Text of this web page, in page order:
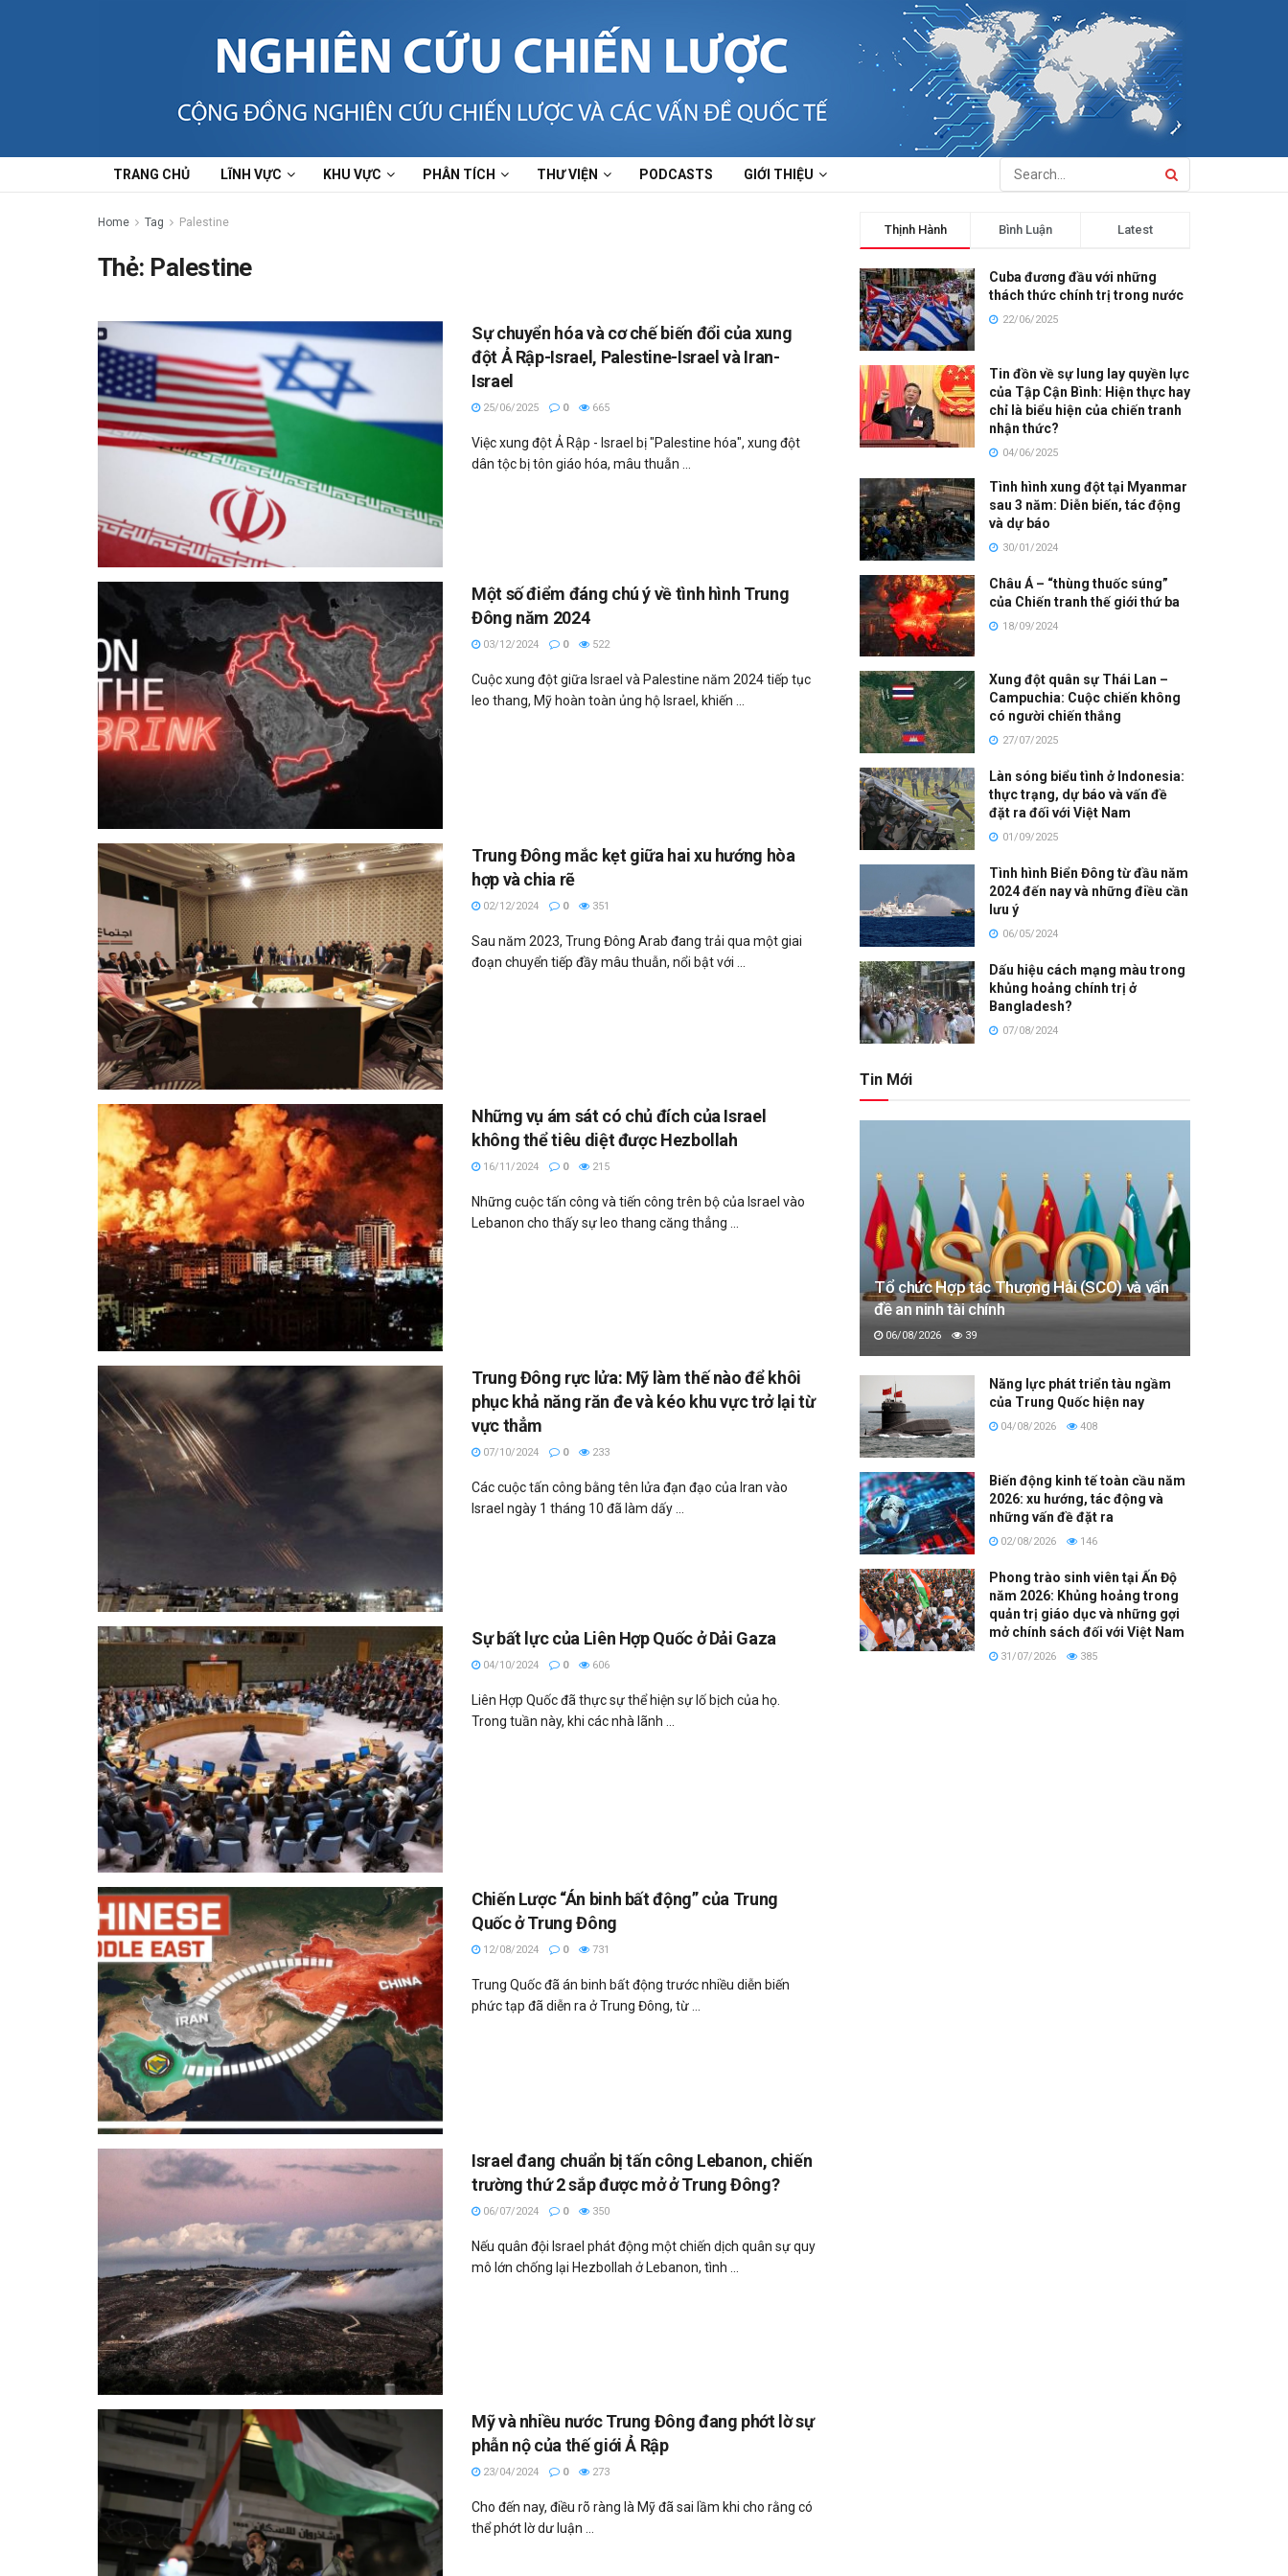
TRANG CHỦ LĨNH VỰC KHU VỰC PHÂN TÍCH THƯ VIỆN PODCASTS GIỚI THIỆU
Home Tag Palestine
Thẻ: Palestine
Sự chuyển hóa và cơ chế biến đổi của xung
đột Ả Rập-Israel, Palestine-Israel và Iran-
Israel
25/06/2025 0 665
Việc xung đột Ả Rập - Israel bị "Palestine hóa", xung đột
dân tộc bị tôn giáo hóa, mâu thuẫn ...
Một số điểm đáng chú ý về tình hình Trung
Đông năm 2024
03/12/2024 0 522
Cuộc xung đột giữa Israel và Palestine năm 2024 tiếp tục
leo thang, Mỹ hoàn toàn ủng hộ Israel, khiến ...
Trung Đông mắc kẹt giữa hai xu hướng hòa
hợp và chia rẽ
02/12/2024 0 351
Sau năm 2023, Trung Đông Arab đang trải qua một giai
đoạn chuyển tiếp đầy mâu thuẫn, nổi bật với ...
Những vụ ám sát có chủ đích của Israel
không thể tiêu diệt được Hezbollah
16/11/2024 0 215
Những cuộc tấn công và tiến công trên bộ của Israel vào
Lebanon cho thấy sự leo thang căng thẳng ...
Trung Đông rực lửa: Mỹ làm thế nào để khôi
phục khả năng răn đe và kéo khu vực trở lại từ
vực thẳm
07/10/2024 0 233
Các cuộc tấn công bằng tên lửa đạn đạo của Iran vào
Israel ngày 1 tháng 10 đã làm dấy ...
Sự bất lực của Liên Hợp Quốc ở Dải Gaza
04/10/2024 0 606
Liên Hợp Quốc đã thực sự thể hiện sự lố bịch của họ.
Trong tuần này, khi các nhà lãnh ...
Chiến Lược “Án binh bất động” của Trung
Quốc ở Trung Đông
12/08/2024 0 731
Trung Quốc đã án binh bất động trước nhiều diễn biến
phức tạp đã diễn ra ở Trung Đông, từ ...
Israel đang chuẩn bị tấn công Lebanon, chiến
trường thứ 2 sắp được mở ở Trung Đông?
06/07/2024 0 350
Nếu quân đội Israel phát động một chiến dịch quân sự quy
mô lớn chống lại Hezbollah ở Lebanon, tình ...
Mỹ và nhiều nước Trung Đông đang phớt lờ sự
phẫn nộ của thế giới Ả Rập
23/04/2024 0 273
Cho đến nay, điều rõ ràng là Mỹ đã sai lầm khi cho rằng có
thể phớt lờ dư luận ...
Thịnh Hành Bình Luận Latest
Cuba đương đầu với những
thách thức chính trị trong nước
22/06/2025
Tin đồn về sự lung lay quyền lực
của Tập Cận Bình: Hiện thực hay
chỉ là biểu hiện của chiến tranh
nhận thức?
04/06/2025
Tình hình xung đột tại Myanmar
sau 3 năm: Diễn biến, tác động
và dự báo
30/01/2024
Châu Á – “thùng thuốc súng”
của Chiến tranh thế giới thứ ba
18/09/2024
Xung đột quân sự Thái Lan –
Campuchia: Cuộc chiến không
có người chiến thắng
27/07/2025
Làn sóng biểu tình ở Indonesia:
thực trạng, dự báo và vấn đề
đặt ra đối với Việt Nam
01/09/2025
Tình hình Biển Đông từ đầu năm
2024 đến nay và những điều cần
lưu ý
06/05/2024
Dấu hiệu cách mạng màu trong
khủng hoảng chính trị ở
Bangladesh?
07/08/2024
Tin Mới
Tổ chức Hợp tác Thượng Hải (SCO) và vấn
đề an ninh tài chính
06/08/2026 39
Năng lực phát triển tàu ngầm
của Trung Quốc hiện nay
04/08/2026 408
Biến động kinh tế toàn cầu năm
2026: xu hướng, tác động và
những vấn đề đặt ra
02/08/2026 146
Phong trào sinh viên tại Ấn Độ
năm 2026: Khủng hoảng trong
quản trị giáo dục và những gợi
mở chính sách đối với Việt Nam
31/07/2026 385